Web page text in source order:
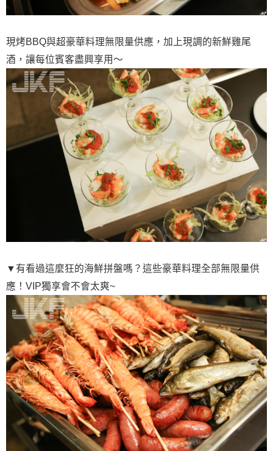
現烤BBQ與超豪華料理無限量供應，加上現調的新鮮雞尾
酒，讓每位賓客盡興享用～
▼有看過這麼狂的海鮮拼盤嗎？這些豪華料理全部無限量供
應！VIP獨享會不會太爽~